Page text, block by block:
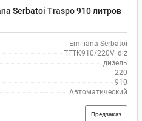
Serbatoi Traspo 910 литров
Emiliana Serbatoi
TFTK910/220V_diz
дизель
220
910
Автоматический
Предзаказ